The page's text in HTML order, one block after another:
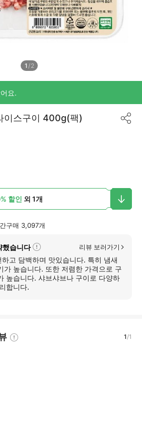
1 /2
요.
이스구이 400g(팩)
할인 외 1개
구매 3,097개
했습니다
자
세
히
보
리뷰 보러가기
고 담백하며 맛있습니다. 특히 냄새
가 높습니다. 또한 저렴한 가격으로 구
높습니다. 샤브샤브나 구이로 다양하
합니다.
공
1/1